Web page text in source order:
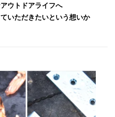
ウトドアライフへ
いただきたいという想いか